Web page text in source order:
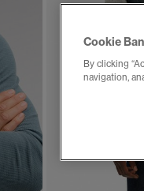
Cookie
By clicking
navigation,